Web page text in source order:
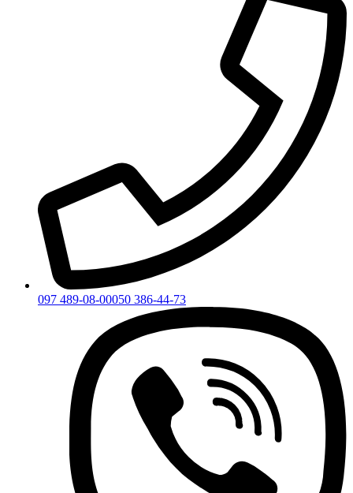
097 489-08-00050 386-44-73